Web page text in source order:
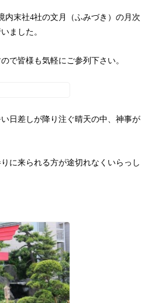
内末社4社の文月（ふみづき）の月次
ました。
で皆様も気軽にご参列下さい。
日差しが降り注ぐ晴天の中、神事が
に来られる方が途切れなくいらっし